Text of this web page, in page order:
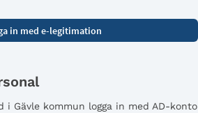
i Gävle kommun logga in med AD-konto